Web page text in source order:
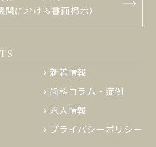
関における書面掲示）
新着情報
歯科コラム・症例
求人情報
プライバシーポリシー